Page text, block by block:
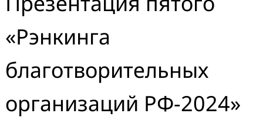
«Рэнкинга
благотворительных
организаций РФ-2024»